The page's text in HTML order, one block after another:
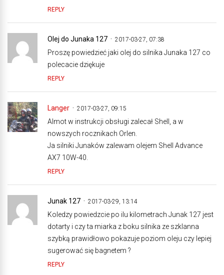
REPLY
Olej do Junaka 127 2017-03-27, 07:38
Proszę powiedzieć jaki olej do silnika Junaka 127 co
polecacie dziękuje
REPLY
Langer 2017-03-27, 09:15
Almot w instrukcji obsługi zalecał Shell, a w
nowszych rocznikach Orlen.
Ja silniki Junaków zalewam olejem Shell Advance
AX7 10W-40.
REPLY
Junak 127 2017-03-29, 13:14
Koledzy powiedzcie po ilu kilometrach Junak 127 jest
dotarty i czy ta miarka z boku silnika ze szklanna
szybką prawidłowo pokazuje poziom oleju czy lepiej
sugerować się bagnetem ?
REPLY